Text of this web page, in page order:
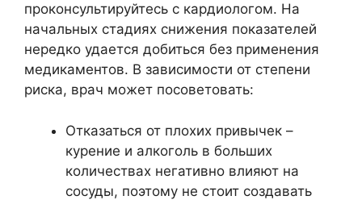
проконсультируйтесь с кардиологом. На
начальных стадиях снижения показателей
нередко удается добиться без применения
медикаментов. В зависимости от степени
риска, врач может посоветовать:
Отказаться от плохих привычек –
курение и алкоголь в больших
количествах негативно влияют на
сосуды, поэтому не стоит создавать